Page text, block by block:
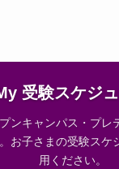
受験スケジ
ンキャンパス・プレ
お子さまの受験スケ
用ください。